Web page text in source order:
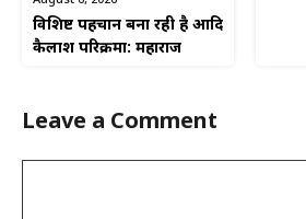
विशिष्ट पहचान बना रही है आदि
कैलाश परिक्रमा: महाराज
Leave a Comment